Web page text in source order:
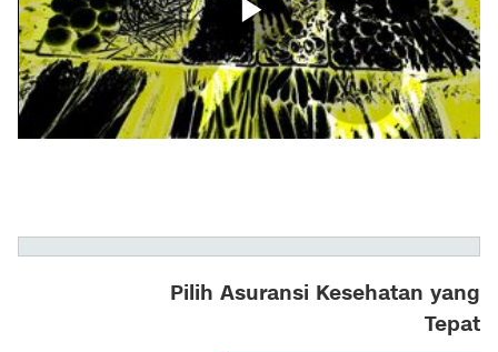
Pilih Asuransi Kesehatan yang
Tepat